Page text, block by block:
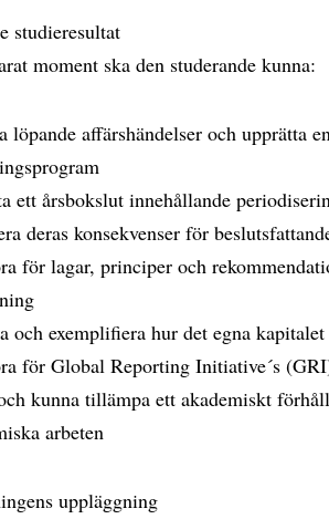
studieresultat
moment ska den studerande kunna:
löpande affärshändelser och upprätta
ett årsbokslut innehållande
deras konsekvenser för
för lagar, principer och
och exemplifiera hur det egna
för Global Reporting Initiative´s
kunna tillämpa ett akademiskt
arbeten
uppläggning